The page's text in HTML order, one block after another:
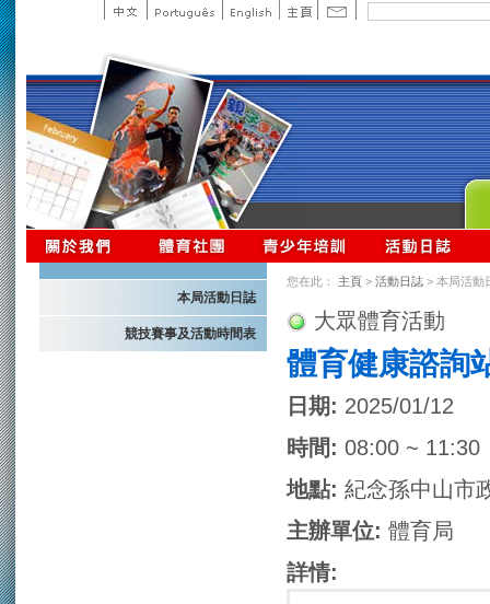
本局活動日誌
競技賽事及活動時間表
您在此： 主頁 > 活動日誌 > 本局活動
大眾體育活動
體育健康諮詢
日期: 2025/01/12
時間: 08:00 ~ 11:30
地點: 紀念孫中山市
主辦單位: 體育局
詳情: